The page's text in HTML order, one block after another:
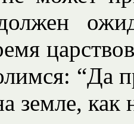
“Да
земле, как